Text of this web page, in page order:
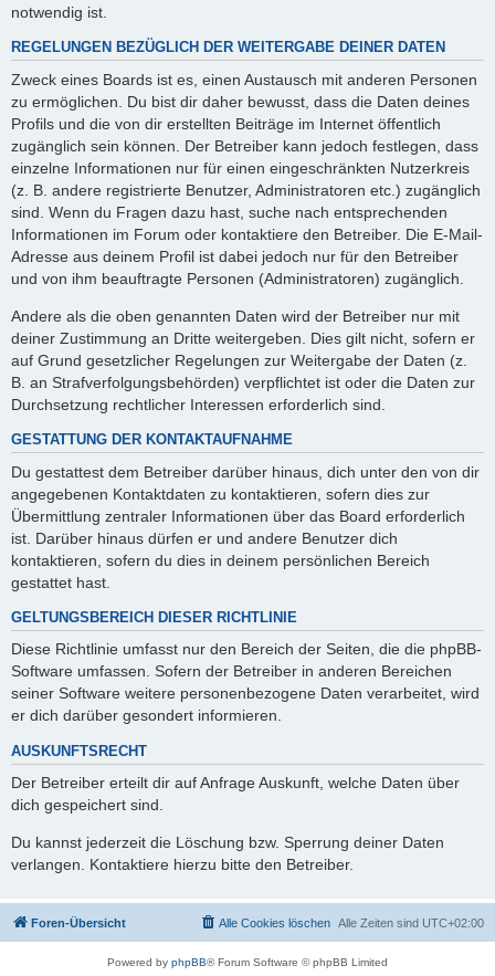
notwendig ist.
REGELUNGEN BEZÜGLICH DER WEITERGABE DEINER DATEN
Zweck eines Boards ist es, einen Austausch mit anderen Personen
zu ermöglichen. Du bist dir daher bewusst, dass die Daten deines
Profils und die von dir erstellten Beiträge im Internet öffentlich
zugänglich sein können. Der Betreiber kann jedoch festlegen, dass
einzelne Informationen nur für einen eingeschränkten Nutzerkreis
(z. B. andere registrierte Benutzer, Administratoren etc.) zugänglich
sind. Wenn du Fragen dazu hast, suche nach entsprechenden
Informationen im Forum oder kontaktiere den Betreiber. Die E-Mail-
Adresse aus deinem Profil ist dabei jedoch nur für den Betreiber
und von ihm beauftragte Personen (Administratoren) zugänglich.
Andere als die oben genannten Daten wird der Betreiber nur mit
deiner Zustimmung an Dritte weitergeben. Dies gilt nicht, sofern er
auf Grund gesetzlicher Regelungen zur Weitergabe der Daten (z.
B. an Strafverfolgungsbehörden) verpflichtet ist oder die Daten zur
Durchsetzung rechtlicher Interessen erforderlich sind.
GESTATTUNG DER KONTAKTAUFNAHME
Du gestattest dem Betreiber darüber hinaus, dich unter den von dir
angegebenen Kontaktdaten zu kontaktieren, sofern dies zur
Übermittlung zentraler Informationen über das Board erforderlich
ist. Darüber hinaus dürfen er und andere Benutzer dich
kontaktieren, sofern du dies in deinem persönlichen Bereich
gestattet hast.
GELTUNGSBEREICH DIESER RICHTLINIE
Diese Richtlinie umfasst nur den Bereich der Seiten, die die phpBB-
Software umfassen. Sofern der Betreiber in anderen Bereichen
seiner Software weitere personenbezogene Daten verarbeitet, wird
er dich darüber gesondert informieren.
AUSKUNFTSRECHT
Der Betreiber erteilt dir auf Anfrage Auskunft, welche Daten über
dich gespeichert sind.
Du kannst jederzeit die Löschung bzw. Sperrung deiner Daten
verlangen. Kontaktiere hierzu bitte den Betreiber.
Foren-Übersicht Alle Zeiten sind UTC+02:00
Alle Cookies löschen
Powered by phpBB® Forum Software © phpBB Limited